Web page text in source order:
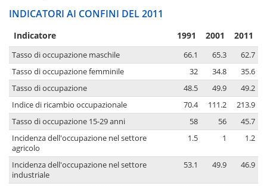
INDICATORI AI CONFINI DEL 2011
Indicatore 1991 2001 2011
Tasso di occupazione maschile 66.1 65.3
62.7
Tasso di occupazione femminile
32 34.8
35.6
Tasso di occupazione
48.5 49.9
49.2
Indice di ricambio occupazionale
70.4 111.2
213.9
Tasso di occupazione 15-29 anni
58 56
45.7
Incidenza dell'occupazione nel settore
agricolo
1.5 1 1.2
Incidenza dell'occupazione nel settore
industriale
53.1 49.9 46.9